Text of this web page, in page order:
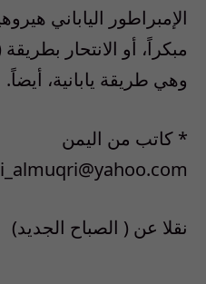
الإمبراطور الياباني
مبكراً، أو الانتحار
وهي طريقة يابانية، أيضاً.
* كاتب من اليمن
نقلا عن ( الصباح الجديد)